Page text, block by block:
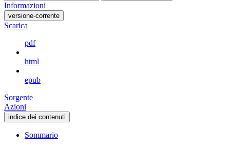
Informazioni
versione-corrente
Scarica
pdf
html
epub
Sorgente
Azioni
indice dei contenuti
Sommario